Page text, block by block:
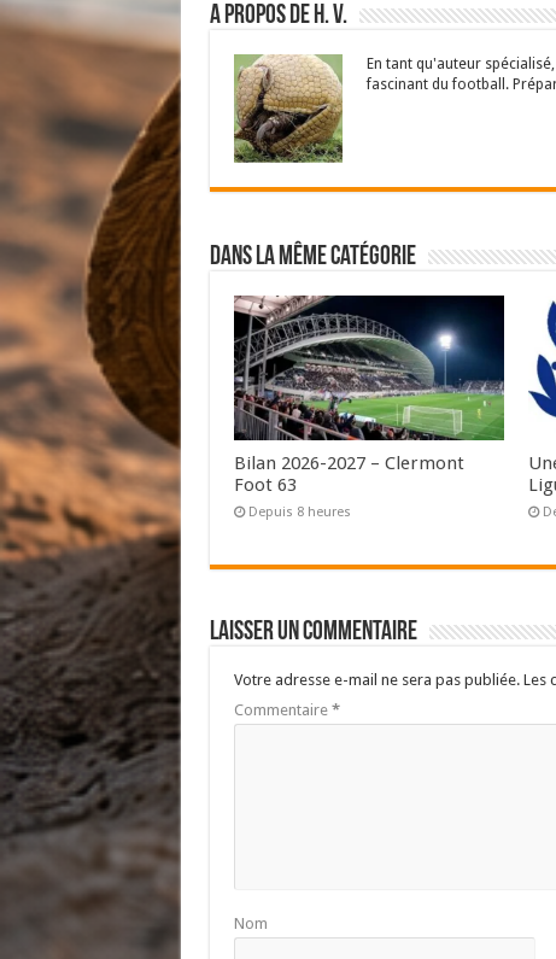
A propos de H. V.
En tant qu'auteur
fascinant du football.
Dans la même catégorie
Bilan 2026-2027 – Clermont
Foot 63
Depuis 8 heures
Laisser un commentaire
Votre adresse e-mail ne sera pas publiée. Les
Commentaire *
Nom